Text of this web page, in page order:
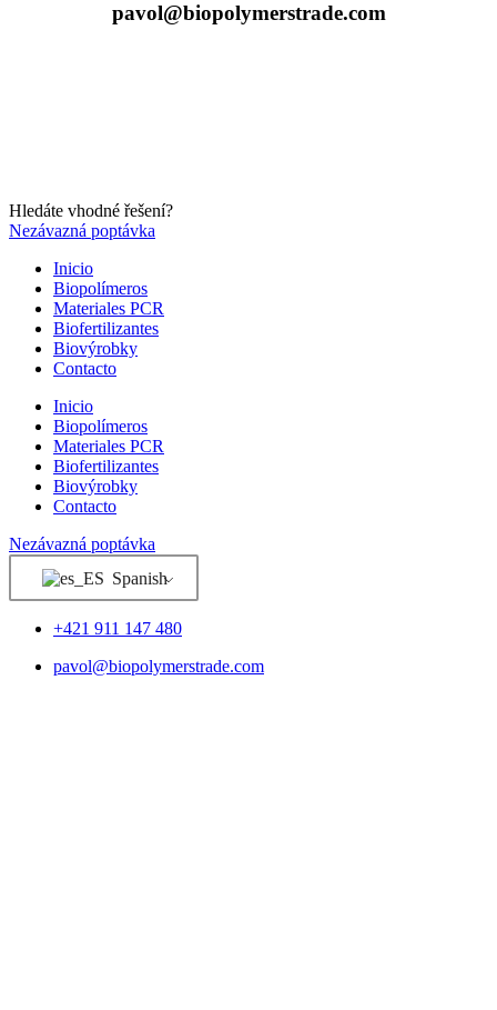
pavol@biopolymerstrade.com
Hledáte vhodné řešení?
Nezávazná poptávka
Inicio
Biopolímeros
Materiales PCR
Biofertilizantes
Biovýrobky
Contacto
Inicio
Biopolímeros
Materiales PCR
Biofertilizantes
Biovýrobky
Contacto
Nezávazná poptávka
Spanish
+421 911 147 480
pavol@biopolymerstrade.com